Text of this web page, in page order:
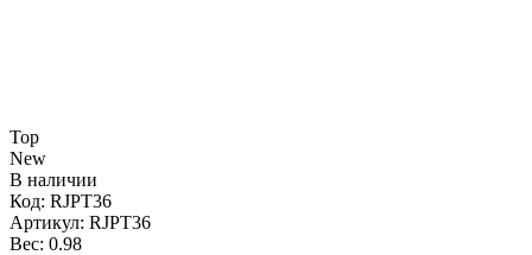
Top
New
В наличии
Код: RJPT36
Артикул: RJPT36
Вес: 0.98